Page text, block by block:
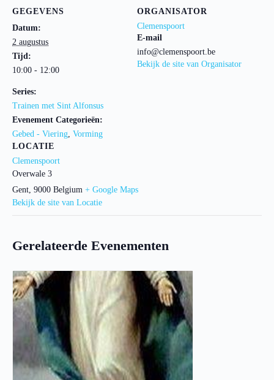
GEGEVENS
Datum:
2 augustus
Tijd:
10:00 - 12:00
Series:
Trainen met Sint Alfonsus
Evenement Categorieën:
Gebed - Viering, Vorming
LOCATIE
Clemenspoort
Overwale 3
Gent, 9000 Belgium + Google Maps
Bekijk de site van Locatie
ORGANISATOR
Clemenspoort
E-mail
info@clemenspoort.be
Bekijk de site van Organisator
Gerelateerde Evenementen